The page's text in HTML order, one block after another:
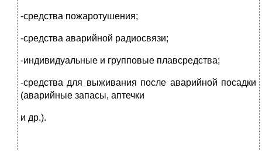
-средства пожаротушения;
-средства аварийной радиосвязи;
-индивидуальные и групповые плавсредства;
-средства для выживания после аварийной посадки
(аварийные запасы, аптечки
и др.).